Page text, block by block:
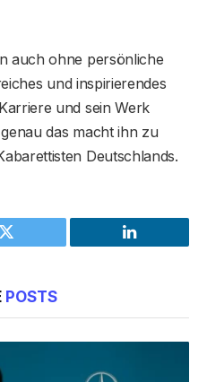
auch ohne persönliche
und inspirierendes
und sein Werk
das macht ihn zu
Deutschlands.
Twitter LinkedIn
POSTS